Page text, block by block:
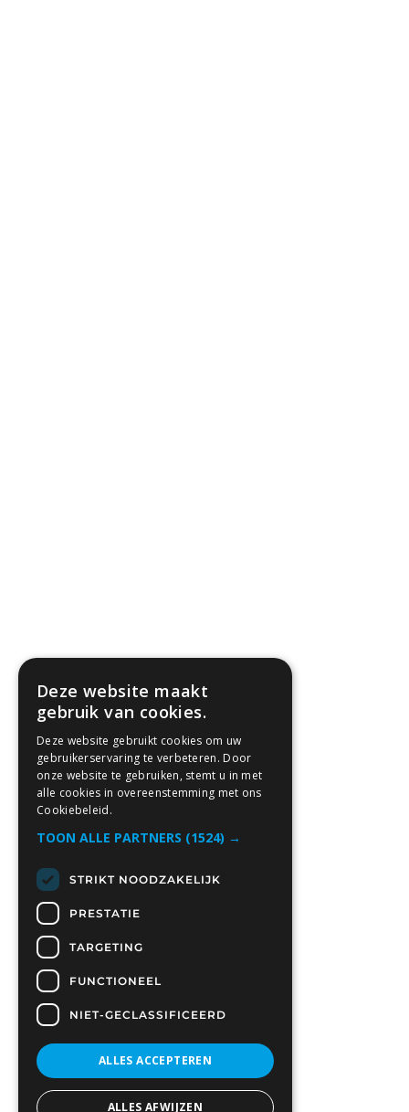
Deze website maakt
gebruik van cookies.
Deze website gebruikt cookies om uw
gebruikerservaring te verbeteren. Door
onze website te gebruiken, stemt u in met
alle cookies in overeenstemming met ons
Cookiebeleid.
TOON ALLE PARTNERS (1524) →
STRIKT NOODZAKELIJK
PRESTATIE
TARGETING
FUNCTIONEEL
NIET-GECLASSIFICEERD
ALLES ACCEPTEREN
ALLES AFWIJZEN